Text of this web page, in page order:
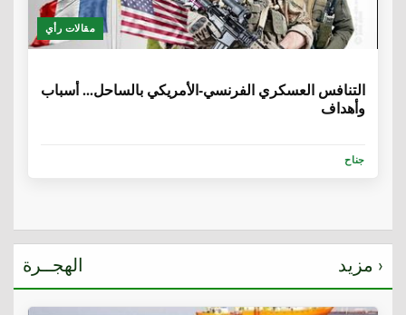
مقالات رأي
التنافس العسكري الفرنسي-الأمريكي بالساحل... أسباب
وأهداف
جناح
الهجــرة مزيد ›